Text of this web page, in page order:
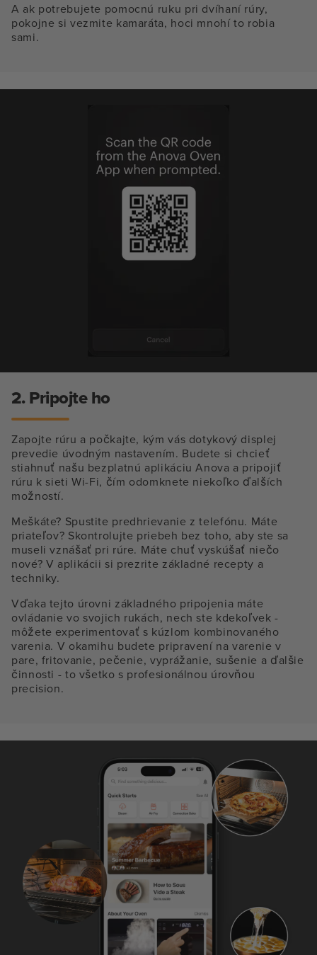
A ak potrebujete pomocnú ruku pri dvíhaní rúry,
pokojne si vezmite kamaráta, hoci mnohí to robia
sami.
2. Pripojte ho
Zapojte rúru a počkajte, kým vás dotykový displej
prevedie úvodným nastavením. Budete si chcieť
stiahnuť našu bezplatnú aplikáciu Anova a pripojiť
rúru k sieti Wi-Fi, čím odomknete niekoľko ďalších
možností.
Meškáte? Spustite predhrievanie z telefónu. Máte
priateľov? Skontrolujte priebeh bez toho, aby ste sa
museli vznášať pri rúre. Máte chuť vyskúšať niečo
nové? V aplikácii si prezrite základné recepty a
techniky.
Vďaka tejto úrovni základného pripojenia máte
ovládanie vo svojich rukách, nech ste kdekoľvek -
môžete experimentovať s kúzlom kombinovaného
varenia. V okamihu budete pripravení na varenie v
pare, fritovanie, pečenie, vyprážanie, sušenie a ďalšie
činnosti - to všetko s profesionálnou úrovňou
precision.